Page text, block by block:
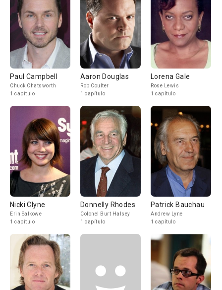
Paul Campbell
Chuck Chatsworth
1 capítulo
Aaron Douglas
Rob Coulter
1 capítulo
Lorena Gale
Rose Lewis
1 capítulo
Nicki Clyne
Erin Salkowe
1 capítulo
Donnelly Rhodes
Colonel Burt Halsey
1 capítulo
Patrick Bauchau
Andrew Lyne
1 capítulo